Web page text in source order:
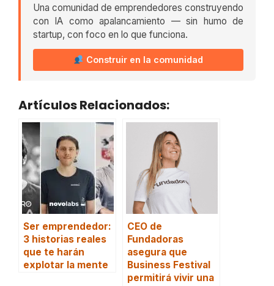
Una comunidad de emprendedores construyendo
con IA como apalancamiento — sin humo de
startup, con foco en lo que funciona.
Construir en la comunidad
Artículos Relacionados:
Ser emprendedor:
3 historias reales
que te harán
explotar la mente
CEO de
Fundadoras
asegura que
Business Festival
permitirá vivir una